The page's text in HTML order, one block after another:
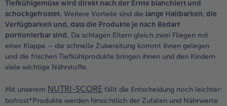
Tiefkühlgemüse wird direkt nach der Ernte blanchiert und
schockgefrostet. Weitere Vorteile sind die lange Haltbarkeit, die
Verfügbarkeit und, dass die Produkte je nach Bedarf
portionierbar sind. Da schlagen Eltern gleich zwei Fliegen mit
einer Klappe – die schnelle Zubereitung kommt ihnen gelegen
und die frischen Tiefkühlprodukte bringen ihnen und den Kindern
viele wichtige Nährstoffe.
Mit unserem NUTRI-SCORE fällt die Entscheidung noch leichter:
bofrost*Produkte werden hinsichtlich der Zutaten und Nährwerte